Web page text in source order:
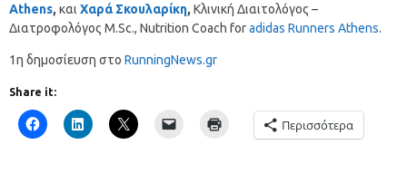
Athens, και Χαρά Σκουλαρίκη, Κλινική Διαιτολόγος –
Διατροφολόγος M.Sc., Nutrition Coach foradidas Runners Athens.
1η δημοσίευση στο RunningNews.gr
Share it:
Περισσότερα